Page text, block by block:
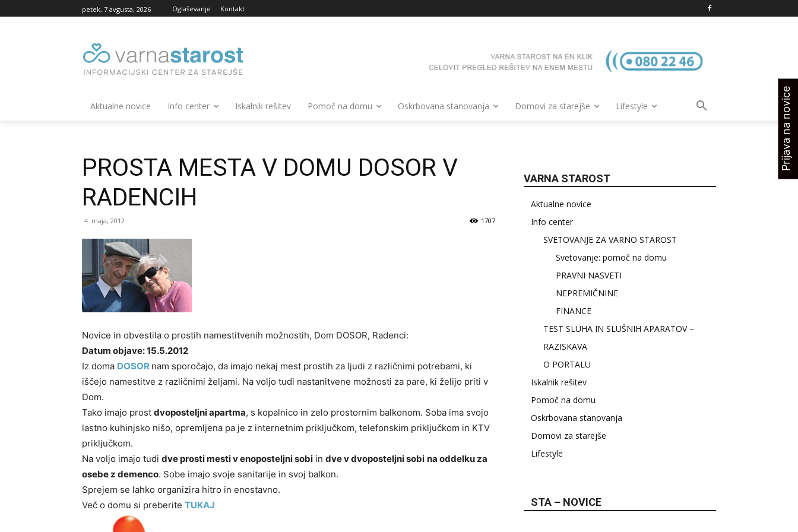
petek, 7 avgusta, 2026 Oglaševanje Kontakt
Aktualne novice Info center Iskalnik rešitev Pomoč na domu Oskrbovana stanovanja Domovi za starejše Lifestyle
PROSTA MESTA V DOMU DOSOR V
RADENCIH
4. maja, 2012 1707
Novice in obvestila o prostih namestitvenih možnostih, Dom DOSOR, Radenci:
Datum objave: 15.5.2012
Iz doma DOSOR nam sporočajo, da imajo nekaj mest prostih za ljudi z različnimi potrebami, ki
iščejo namestitve z različnimi željami. Na voljo tudi nastanitvene možnosti za pare, ki želijo priti v
Dom.
Tako imajo prost dvoposteljni apartma, s kopalnico in zelo prostornim balkonom. Soba ima svojo
lastno kuhinjsko nišo, opremljena pa je z internetnim priključkom, telefonskim priključkom in KTV
priključkom.
Na voljo imajo tudi dve prosti mesti v enoposteljni sobi in dve v dvoposteljni sobi na oddelku za
osebe z demenco. Sobe imajo svoje sanitarije in svoj balkon.
Sprejem se lahko organizira hitro in enostavno.
Več o domu si preberite TUKAJ
VARNA STAROST
Aktualne novice
Info center
SVETOVANJE ZA VARNO STAROST
Svetovanje: pomoč na domu
PRAVNI NASVETI
NEPREMIČNINE
FINANCE
TEST SLUHA IN SLUŠNIH APARATOV –
RAZISKAVA
O PORTALU
Iskalnik rešitev
Pomoč na domu
Oskrbovana stanovanja
Domovi za starejše
Lifestyle
STA – NOVICE
Prijava na novice